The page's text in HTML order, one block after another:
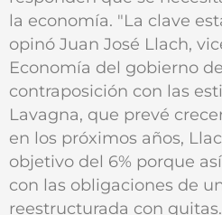
la economía. "La clave
opinó Juan José Llach,
Economía del gobierno
contraposición con las
Lavagna, que prevé
en los próximos años,
objetivo del 6% porque
con las obligaciones de
reestructurada con